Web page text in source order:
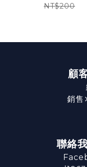
NT$200
顧
銷
聯絡